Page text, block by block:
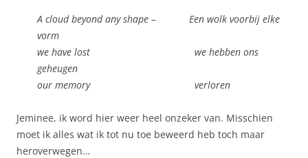
A cloud beyond any shape – Een wolk voorbij elke
vorm
we have lost we hebben ons
geheugen
our memory verloren
Jeminee, ik word hier weer heel onzeker van. Misschien
moet ik alles wat ik tot nu toe beweerd heb toch maar
heroverwegen…